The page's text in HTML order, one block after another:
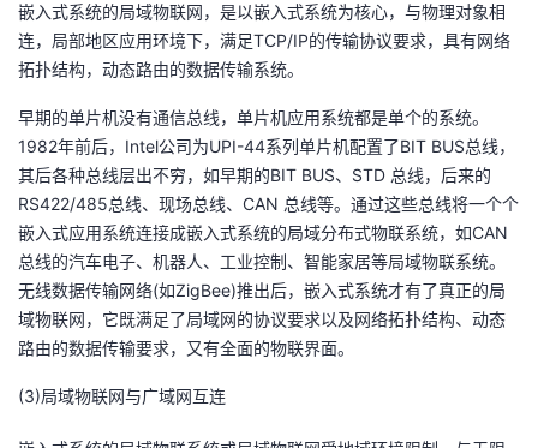
嵌入式系统的局域物联网，是以嵌入式系统为核心，与物理对象相
连，局部地区应用环境下，满足TCP/IP的传输协议要求，具有网络
拓扑结构，动态路由的数据传输系统。
早期的单片机没有通信总线，单片机应用系统都是单个的系统。
1982年前后，Intel公司为UPI-44系列单片机配置了BIT BUS总线，
其后各种总线层出不穷，如早期的BIT BUS、STD 总线，后来的
RS422/485总线、现场总线、CAN 总线等。通过这些总线将一个个
嵌入式应用系统连接成嵌入式系统的局域分布式物联系统，如CAN
总线的汽车电子、机器人、工业控制、智能家居等局域物联系统。
无线数据传输网络(如ZigBee)推出后，嵌入式系统才有了真正的局
域物联网，它既满足了局域网的协议要求以及网络拓扑结构、动态
路由的数据传输要求，又有全面的物联界面。
(3)局域物联网与广域网互连